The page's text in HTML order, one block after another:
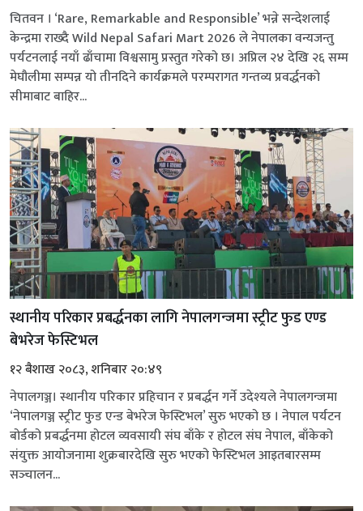
चितवन । ‘Rare, Remarkable and Responsible’ भन्ने सन्देशलाई
केन्द्रमा राख्दै Wild Nepal Safari Mart 2026 ले नेपालका वन्यजन्तु
पर्यटनलाई नयाँ ढाँचामा विश्वसामु प्रस्तुत गरेको छ। अप्रिल २४ देखि २६ सम्म
मेघौलीमा सम्पन्न यो तीनदिने कार्यक्रमले परम्परागत गन्तव्य प्रवर्द्धनको
सीमाबाट बाहिर...
स्थानीय परिकार प्रबर्द्धनका लागि नेपालगन्जमा स्ट्रीट फुड एण्ड
बेभरेज फेस्टिभल
१२ बैशाख २०८३, शनिबार २०:४९
नेपालगञ्ज। स्थानीय परिकार प्रहिचान र प्रबर्द्धन गर्ने उदेश्‍यले नेपालगन्जमा
‘नेपालगञ्ज स्ट्रीट फुड एन्ड बेभरेज फेस्टिभल’ सुरु भएको छ । नेपाल पर्यटन
बोर्डको प्रबर्द्धनमा होटल व्यवसायी संघ बाँके र होटल संघ नेपाल, बाँकेको
संयुक्त आयोजनामा शुक्रबारदेखि सुरु भएको फेस्टिभल आइतबारसम्म
सञ्‍चालन...